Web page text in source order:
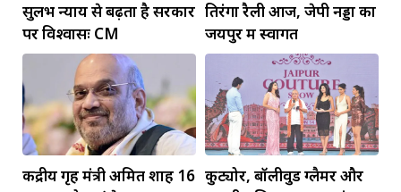
सुलभ न्याय से बढ़ता है सरकार
पर विश्वासः CM
तिरंगा रैली आज, जेपी नड्डा का
जयपुर में स्वागत
केंद्रीय गृह मंत्री अमित शाह 16 कुट्योर, बॉलीवुड ग्लैमर और